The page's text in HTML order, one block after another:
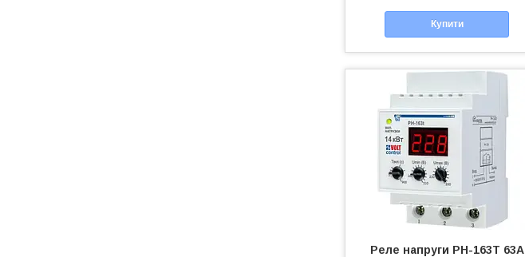
Купити
Реле напруги РН-163Т 63А